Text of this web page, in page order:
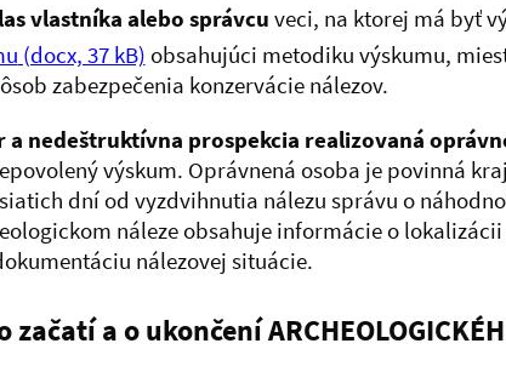
vlastníka alebo správcu veci, na ktorej má byť
(docx, 37 kB) obsahujúci metodiku výskumu,
zabezpečenia konzervácie nálezov.
a nedeštruktívna prospekcia realizovaná
výskum. Oprávnená osoba je povinná
dní od vyzdvihnutia nálezu správu o
náleze obsahuje informácie o
nálezovej situácie.
začatí a o ukončení